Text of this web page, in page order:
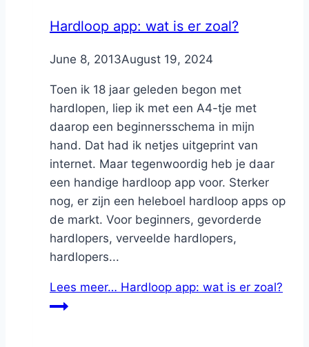
Hardloop app: wat is er zoal?
ByNicole
June 8, 2013August 19, 2024
Toen ik 18 jaar geleden begon met
hardlopen, liep ik met een A4-tje met
daarop een beginnersschema in mijn
hand. Dat had ik netjes uitgeprint van
internet. Maar tegenwoordig heb je daar
een handige hardloop app voor. Sterker
nog, er zijn een heleboel hardloop apps op
de markt. Voor beginners, gevorderde
hardlopers, verveelde hardlopers,
hardlopers...
Lees meer… Hardloop app: wat is er zoal?